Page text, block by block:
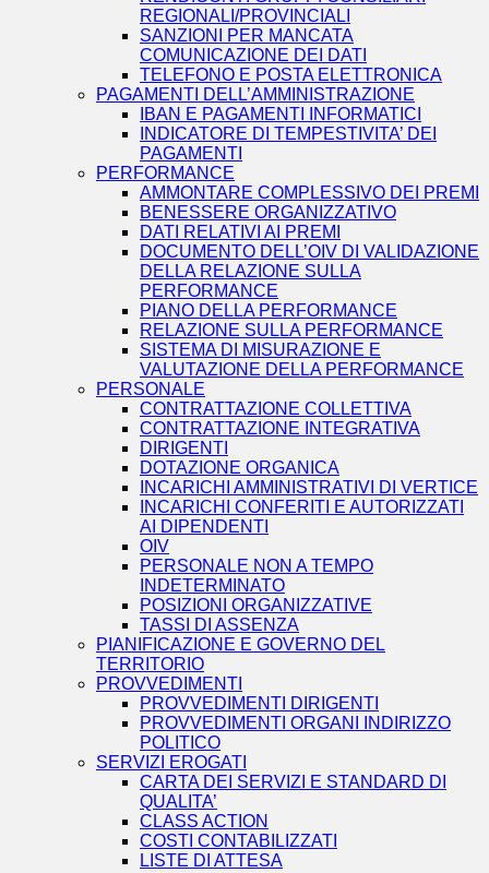
REGIONALI/PROVINCIALI
SANZIONI PER MANCATA
COMUNICAZIONE DEI DATI
TELEFONO E POSTA ELETTRONICA
PAGAMENTI DELL’AMMINISTRAZIONE
IBAN E PAGAMENTI INFORMATICI
INDICATORE DI TEMPESTIVITA’ DEI
PAGAMENTI
PERFORMANCE
AMMONTARE COMPLESSIVO DEI PREMI
BENESSERE ORGANIZZATIVO
DATI RELATIVI AI PREMI
DOCUMENTO DELL’OIV DI VALIDAZIONE
DELLA RELAZIONE SULLA
PERFORMANCE
PIANO DELLA PERFORMANCE
RELAZIONE SULLA PERFORMANCE
SISTEMA DI MISURAZIONE E
VALUTAZIONE DELLA PERFORMANCE
PERSONALE
CONTRATTAZIONE COLLETTIVA
CONTRATTAZIONE INTEGRATIVA
DIRIGENTI
DOTAZIONE ORGANICA
INCARICHI AMMINISTRATIVI DI VERTICE
INCARICHI CONFERITI E AUTORIZZATI
AI DIPENDENTI
OIV
PERSONALE NON A TEMPO
INDETERMINATO
POSIZIONI ORGANIZZATIVE
TASSI DI ASSENZA
PIANIFICAZIONE E GOVERNO DEL
TERRITORIO
PROVVEDIMENTI
PROVVEDIMENTI DIRIGENTI
PROVVEDIMENTI ORGANI INDIRIZZO
POLITICO
SERVIZI EROGATI
CARTA DEI SERVIZI E STANDARD DI
QUALITA’
CLASS ACTION
COSTI CONTABILIZZATI
LISTE DI ATTESA